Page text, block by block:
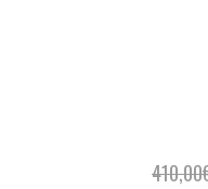
410,00